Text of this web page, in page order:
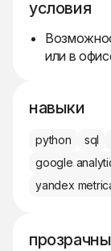
условия
или в
навыки
python sql
google
yandex